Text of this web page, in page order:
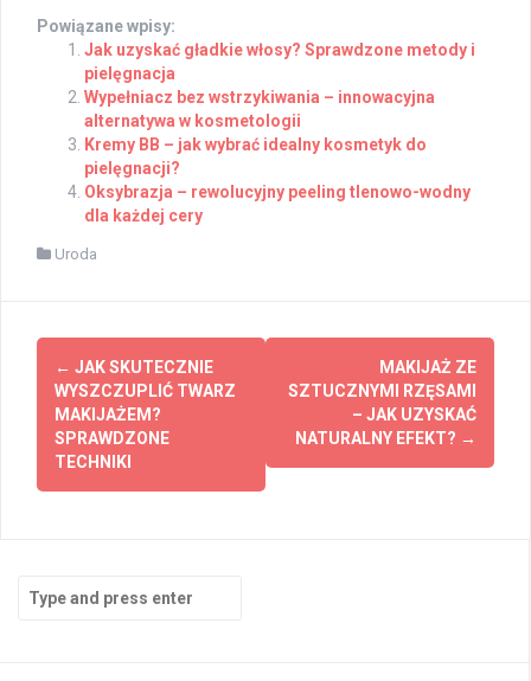
Powiązane wpisy:
Jak uzyskać gładkie włosy? Sprawdzone metody i
pielęgnacja
Wypełniacz bez wstrzykiwania – innowacyjna
alternatywa w kosmetologii
Kremy BB – jak wybrać idealny kosmetyk do
pielęgnacji?
Oksybrazja – rewolucyjny peeling tlenowo-wodny
dla każdej cery
Uroda
Post
navigation
← JAK SKUTECZNIE
WYSZCZUPLIĆ TWARZ
MAKIJAŻEM?
SPRAWDZONE
TECHNIKI
MAKIJAŻ ZE
SZTUCZNYMI RZĘSAMI
– JAK UZYSKAĆ
NATURALNY EFEKT? →
for: